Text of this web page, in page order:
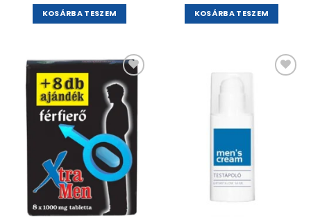
KOSÁRBA TESZEM KOSÁRBA TESZEM
Kívánságlistához
adás